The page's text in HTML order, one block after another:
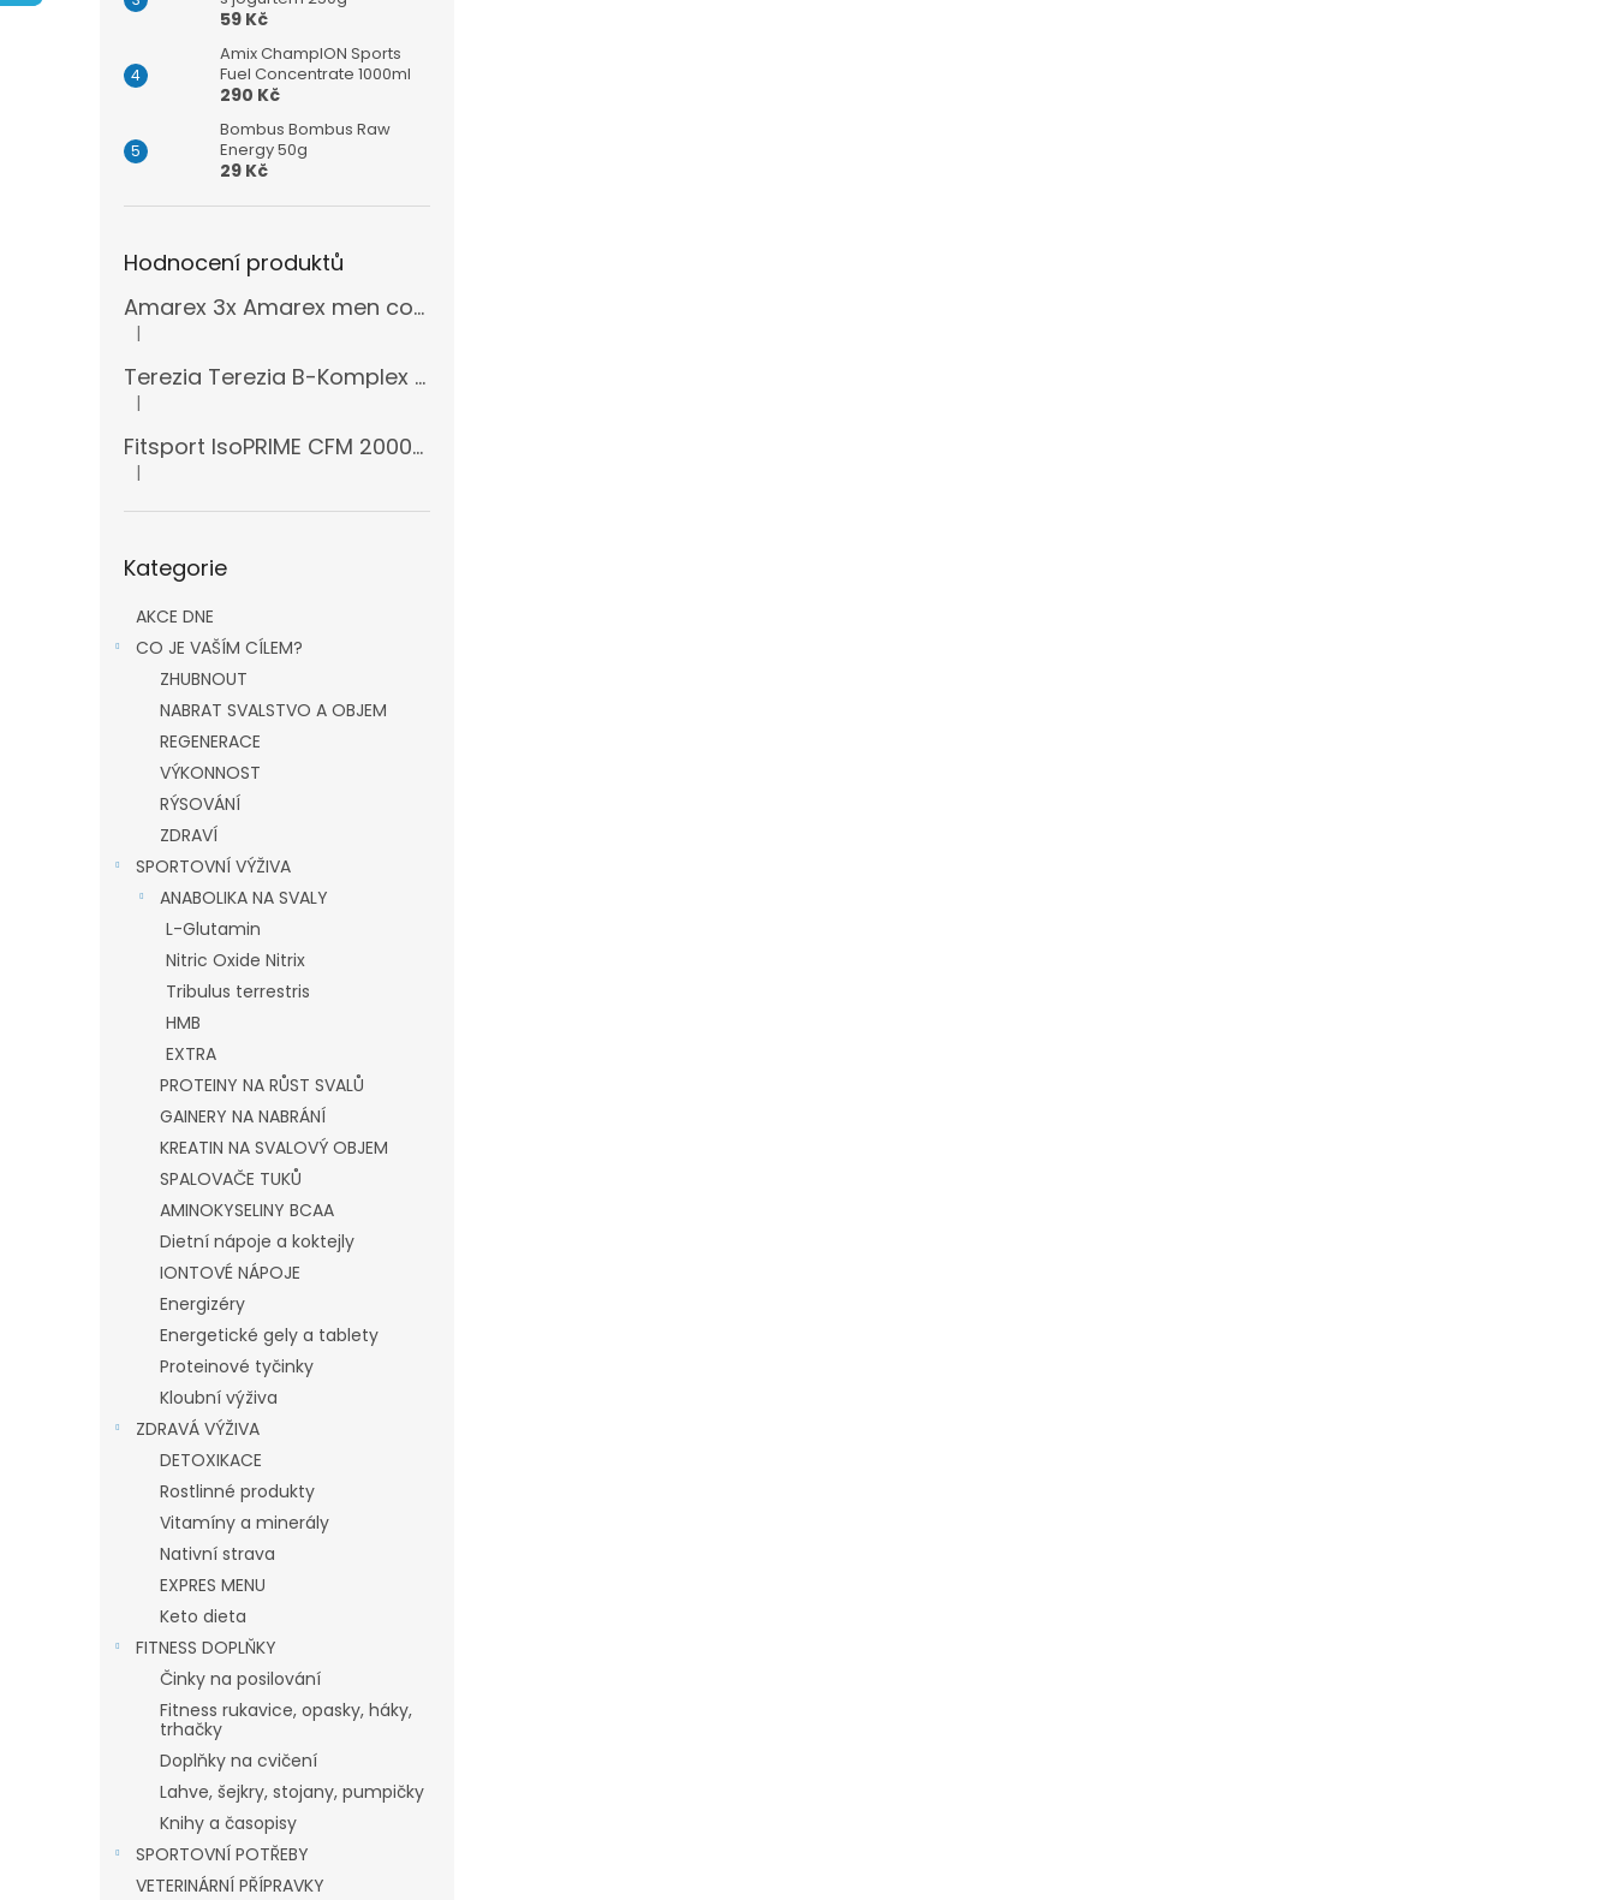
59 Kč
Amix ChampION Sports
Fuel Concentrate 1000ml
290 Kč
Bombus Bombus Raw
Energy 50g
29 Kč
Hodnocení produktů
Amarex 3x Amarex men complex 120 kapslí
Hodnocení produktu je 5 z 5 hvězdiček.
|
Terezia Terezia B-Komplex super forte 100 tablet
Hodnocení produktu je 5 z 5 hvězdiček.
|
Fitsport IsoPRIME CFM 2000g + šejkr
Hodnocení produktu je 5 z 5 hvězdiček.
|
kategorie
Kategorie
AKCE DNE
CO JE VAŠÍM CÍLEM?
ZHUBNOUT
NABRAT SVALSTVO A OBJEM
REGENERACE
VÝKONNOST
RÝSOVÁNÍ
ZDRAVÍ
SPORTOVNÍ VÝŽIVA
ANABOLIKA NA SVALY
L-Glutamin
Nitric Oxide Nitrix
Tribulus terrestris
HMB
EXTRA
PROTEINY NA RŮST SVALŮ
GAINERY NA NABRÁNÍ
KREATIN NA SVALOVÝ OBJEM
SPALOVAČE TUKŮ
AMINOKYSELINY BCAA
Dietní nápoje a koktejly
IONTOVÉ NÁPOJE
Energizéry
Energetické gely a tablety
Proteinové tyčinky
Kloubní výživa
ZDRAVÁ VÝŽIVA
DETOXIKACE
Rostlinné produkty
Vitamíny a minerály
Nativní strava
EXPRES MENU
Keto dieta
FITNESS DOPLŇKY
Činky na posilování
Fitness rukavice, opasky, háky,
trhačky
Doplňky na cvičení
Lahve, šejkry, stojany, pumpičky
Knihy a časopisy
SPORTOVNÍ POTŘEBY
VETERINÁRNÍ PŘÍPRAVKY